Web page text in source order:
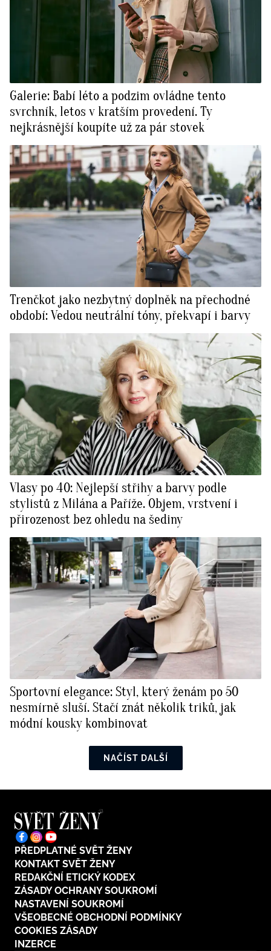
Galerie: Babí léto a podzim ovládne tento
svrchník, letos v kratším provedení. Ty
nejkrásnější koupíte už za pár stovek
Trenčkot jako nezbytný doplněk na přechodné
období: Vedou neutrální tóny, překvapí i barvy
Vlasy po 40: Nejlepší střihy a barvy podle
stylistů z Milána a Paříže. Objem, vrstvení i
přirozenost bez ohledu na šediny
Sportovní elegance: Styl, který ženám po 50
nesmírně sluší. Stačí znát několik triků, jak
módní kousky kombinovat
NAČÍST DALŠÍ
PŘEDPLATNÉ SVĚT ŽENY
KONTAKT SVĚT ŽENY
REDAKČNÍ ETICKÝ KODEX
ZÁSADY OCHRANY SOUKROMÍ
NASTAVENÍ SOUKROMÍ
VŠEOBECNÉ OBCHODNÍ PODMÍNKY
COOKIES ZÁSADY
INZERCE